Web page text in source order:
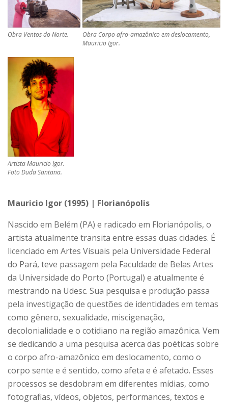
Obra Ventos do Norte.
Obra Corpo afro-amazônico em deslocamento,
Mauricio Igor.
Artista Mauricio Igor.
Foto Duda Santana.
Mauricio Igor (1995) | Florianópolis
Nascido em Belém (PA) e radicado em Florianópolis, o
artista atualmente transita entre essas duas cidades. É
licenciado em Artes Visuais pela Universidade Federal
do Pará, teve passagem pela Faculdade de Belas Artes
da Universidade do Porto (Portugal) e atualmente é
mestrando na Udesc. Sua pesquisa e produção passa
pela investigação de questões de identidades em temas
como gênero, sexualidade, miscigenação,
decolonialidade e o cotidiano na região amazônica. Vem
se dedicando a uma pesquisa acerca das poéticas sobre
o corpo afro-amazônico em deslocamento, como o
corpo sente e é sentido, como afeta e é afetado. Esses
processos se desdobram em diferentes mídias, como
fotografias, vídeos, objetos, performances, textos e